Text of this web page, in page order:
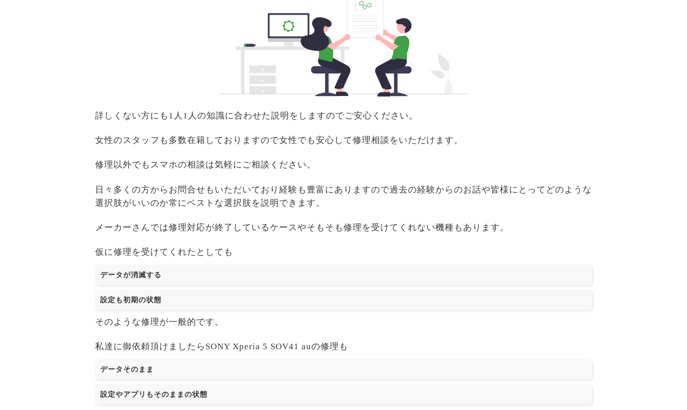
詳しくない方にも1人1人の知識に合わせた説明をしますのでご安心ください。
女性のスタッフも多数在籍しておりますので女性でも安心して修理相談をいただけます。
修理以外でもスマホの相談は気軽にご相談ください。
日々多くの方からお問合せもいただいており経験も豊富にありますので過去の経験からのお話や皆様にとってどのような
選択肢がいいのか常にベストな選択肢を説明できます。
メーカーさんでは修理対応が終了しているケースやそもそも修理を受けてくれない機種もあります。
仮に修理を受けてくれたとしても
データが消滅する
設定も初期の状態
そのような修理が一般的です。
私達に御依頼頂けましたらSONY Xperia 5 SOV41 auの修理も
データそのまま
設定やアプリもそのままの状態